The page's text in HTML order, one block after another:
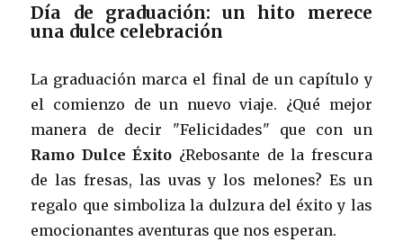
Día de graduación: un hito merece
una dulce celebración
La graduación marca el final de un capítulo y
el comienzo de un nuevo viaje. ¿Qué mejor
manera de decir "Felicidades" que con un
Ramo Dulce Éxito ¿Rebosante de la frescura
de las fresas, las uvas y los melones? Es un
regalo que simboliza la dulzura del éxito y las
emocionantes aventuras que nos esperan.